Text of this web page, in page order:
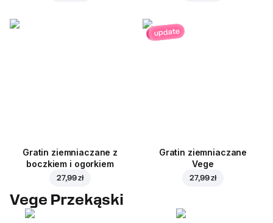
Gratin ziemniaczane z
boczkiem i ogorkiem
27,99 zł
update
Gratin ziemniaczane
Vege
27,99 zł
Vege Przekąski